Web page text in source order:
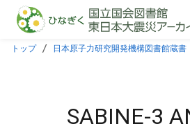
本文に飛ぶ
トップ 日本原子力研究開発機構図書館蔵書
SABINE-3